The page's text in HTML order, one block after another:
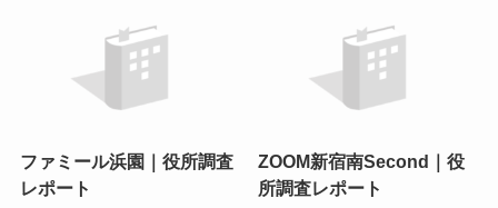
ファミール浜園｜役所調査
レポート
ZOOM新宿南Second｜役
所調査レポート